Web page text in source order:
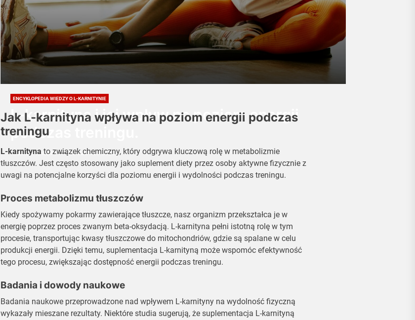
ENCYKLOPEDIA WIEDZY O L-KARNITYNIE
L-karnityna i jej wpływ na poziom energii
podczas treningu.
Redaktor Knsd.pl 23 Czerwca 2025
Jak L-karnityna wpływa na poziom energii podczas
treningu
L-karnityna to związek chemiczny, który odgrywa kluczową rolę w metabolizmie
tłuszczów. Jest często stosowany jako suplement diety przez osoby aktywne fizycznie z
uwagi na potencjalne korzyści dla poziomu energii i wydolności podczas treningu.
Proces metabolizmu tłuszczów
Kiedy spożywamy pokarmy zawierające tłuszcze, nasz organizm przekształca je w
energię poprzez proces zwanym beta-oksydacją. L-karnityna pełni istotną rolę w tym
procesie, transportując kwasy tłuszczowe do mitochondriów, gdzie są spalane w celu
produkcji energii. Dzięki temu, suplementacja L-karnityną może wspomóc efektywność
tego procesu, zwiększając dostępność energii podczas treningu.
Badania i dowody naukowe
Badania naukowe przeprowadzone nad wpływem L-karnityny na wydolność fizyczną
wykazały mieszane rezultaty. Niektóre studia sugerują, że suplementacja L-karnityną